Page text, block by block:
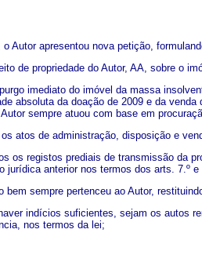
o Autor apresentou nova petição,
de propriedade do Autor, AA, sobre o
imediato do imóvel da massa
absoluta da doação de 2009 e da
sempre atuou com base em
atos de administração, disposição e
os registos prediais de transmissão da
jurídica anterior nos termos dos arts. 7.º e
bem sempre pertenceu ao Autor,
indícios suficientes, sejam os autos
nos termos da lei;